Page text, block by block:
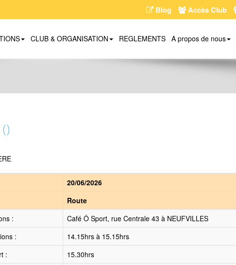
Blog Accès Club
CLUB & ORGANISATION REGLEMENTS A propos de nous
20/06/2026
Route
:
Café Ô Sport, rue Centrale 43 à NEUFVILLES
:
14.15hrs à 15.15hrs
:
15.30hrs